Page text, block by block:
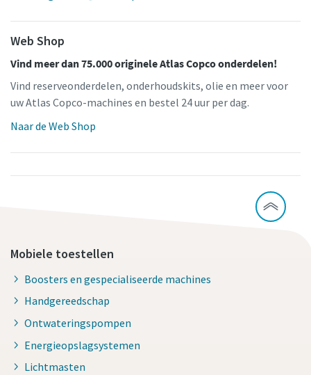
Web Shop
Vind meer dan 75.000 originele Atlas Copco onderdelen!
Vind reserveonderdelen, onderhoudskits, olie en meer voor
uw Atlas Copco-machines en bestel 24 uur per dag.
Naar de Web Shop
Mobiele toestellen
Boosters en gespecialiseerde machines
Handgereedschap
Ontwateringspompen
Energieopslagsystemen
Lichtmasten